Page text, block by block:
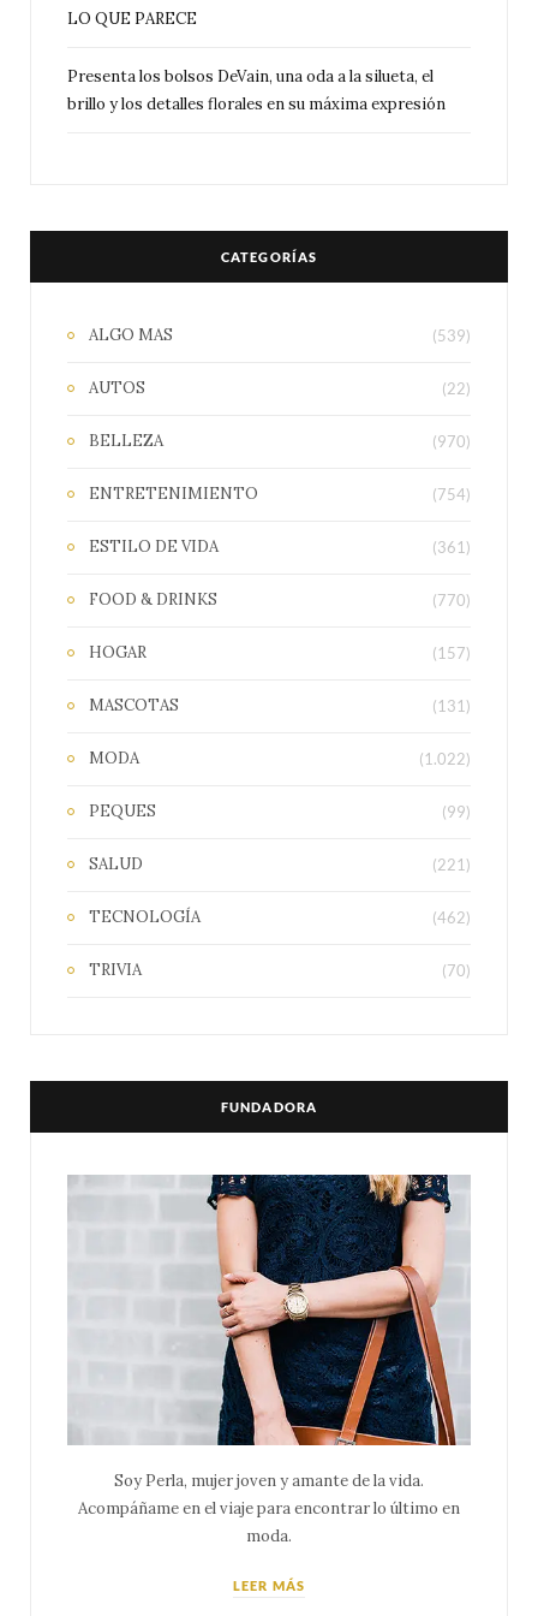
LO QUE PARECE
Presenta los bolsos DeVain, una oda a la silueta, el
brillo y los detalles florales en su máxima expresión
CATEGORÍAS
ALGO MAS (539)
AUTOS (22)
BELLEZA (970)
ENTRETENIMIENTO (754)
ESTILO DE VIDA (361)
FOOD & DRINKS (770)
HOGAR (157)
MASCOTAS (131)
MODA (1.022)
PEQUES (99)
SALUD (221)
TECNOLOGÍA (462)
TRIVIA (70)
FUNDADORA
Soy Perla, mujer joven y amante de la vida.
Acompáñame en el viaje para encontrar lo último en
moda.
LEER MÁS